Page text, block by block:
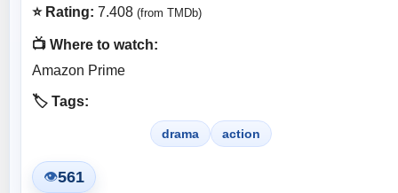
⭐ Rating: 7.408 (from TMDb)
📺 Where to watch:
Amazon Prime
🏷️ Tags:
drama action
👁561